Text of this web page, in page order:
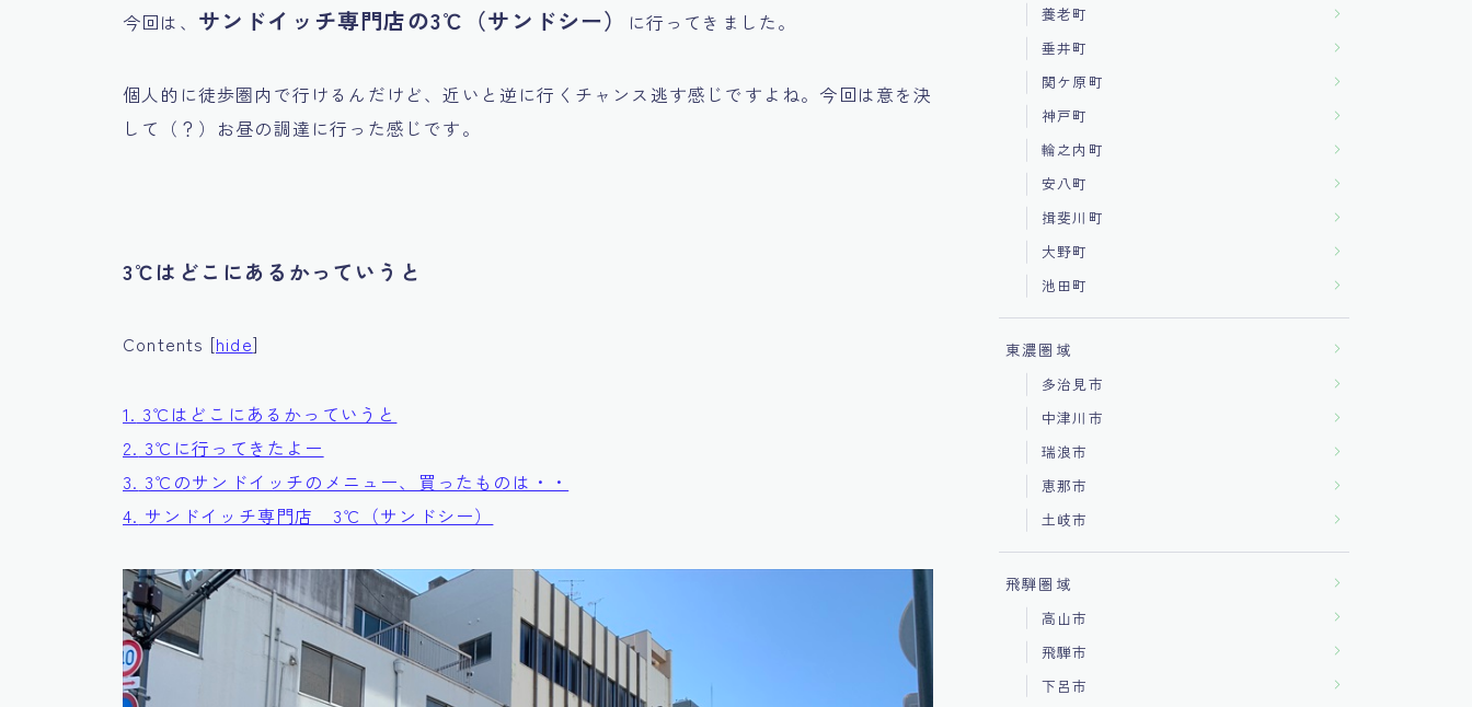
今回は、 サンドイッチ専門店の3℃（サンドシー） に行ってきました。
個人的に徒歩圏内で行けるんだけど、近いと逆に行くチャンス逃す感じですよね。今回は意を決
して（？）お昼の調達に行った感じです。
3℃はどこにあるかっていうと
Contents [hide]
1. 3℃はどこにあるかっていうと
2. 3℃に行ってきたよー
3. 3℃のサンドイッチのメニュー、買ったものは・・
4. サンドイッチ専門店 3℃（サンドシー）
養老町
垂井町
関ケ原町
神戸町
輪之内町
安八町
揖斐川町
大野町
池田町
東濃圏域
多治見市
中津川市
瑞浪市
恵那市
土岐市
飛騨圏域
高山市
飛騨市
下呂市